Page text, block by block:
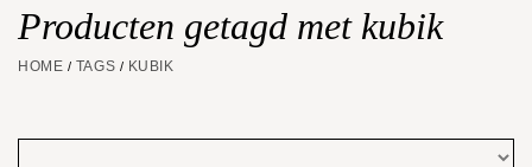
Huwelijk
Aanbiedingen
Producten getagd met kubik
HOME / TAGS / KUBIK